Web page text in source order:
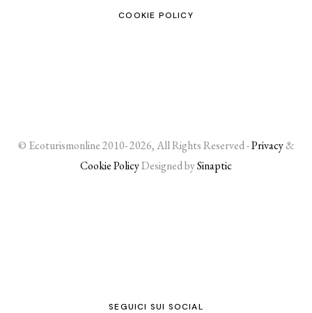
COOKIE POLICY
© Ecoturismonline 2010- 2026, All Rights Reserved -Privacy&
Cookie PolicyDesigned bySinaptic
SEGUICI SUI SOCIAL